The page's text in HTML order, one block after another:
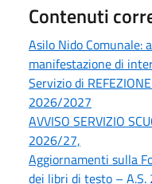
Contenuti
Asilo Nido Comunale:
manifestazione di
Servizio di
2026/2027
AVVISO SERVIZIO
2026/27,
Aggiornamenti sulla
dei libri di testo –